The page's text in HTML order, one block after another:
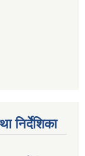
निर्देशिका